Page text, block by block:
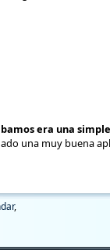
era una
una muy buena
,